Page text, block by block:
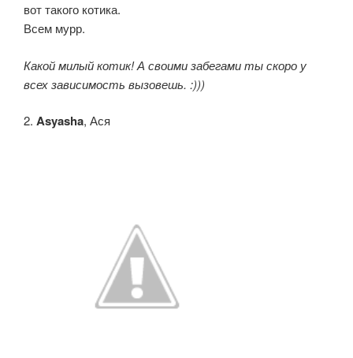
вот такого котика.
Всем мурр.
Какой милый котик! А своими забегами ты скоро у
всех зависимость вызовешь. :)))
2. Asyasha, Ася